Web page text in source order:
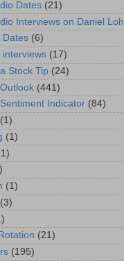
Dates (21)
Interviews on Daniel Loh
Dates (6)
interviews (17)
Stock Tip (24)
(441)
Indicator (84)
(1)
(1)
(1)
(3)
(21)
(195)